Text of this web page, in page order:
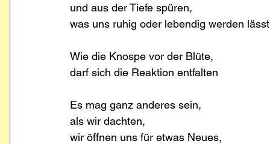
und aus der Tiefe spüren,
was uns ruhig oder lebendig werden
Wie die Knospe vor der Blüte,
darf sich die Reaktion entfalten
Es mag ganz anderes sein,
als wir dachten,
wir öffnen uns für etwas Neues,